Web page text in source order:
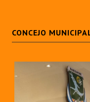
Premio al Mérito -
Mujeres que Dejaron
Periodistas Decanos -
CONCEJO